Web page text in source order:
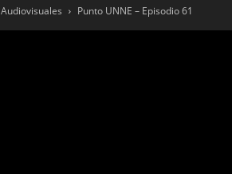
Audiovisuales Punto UNNE – Episodio 61